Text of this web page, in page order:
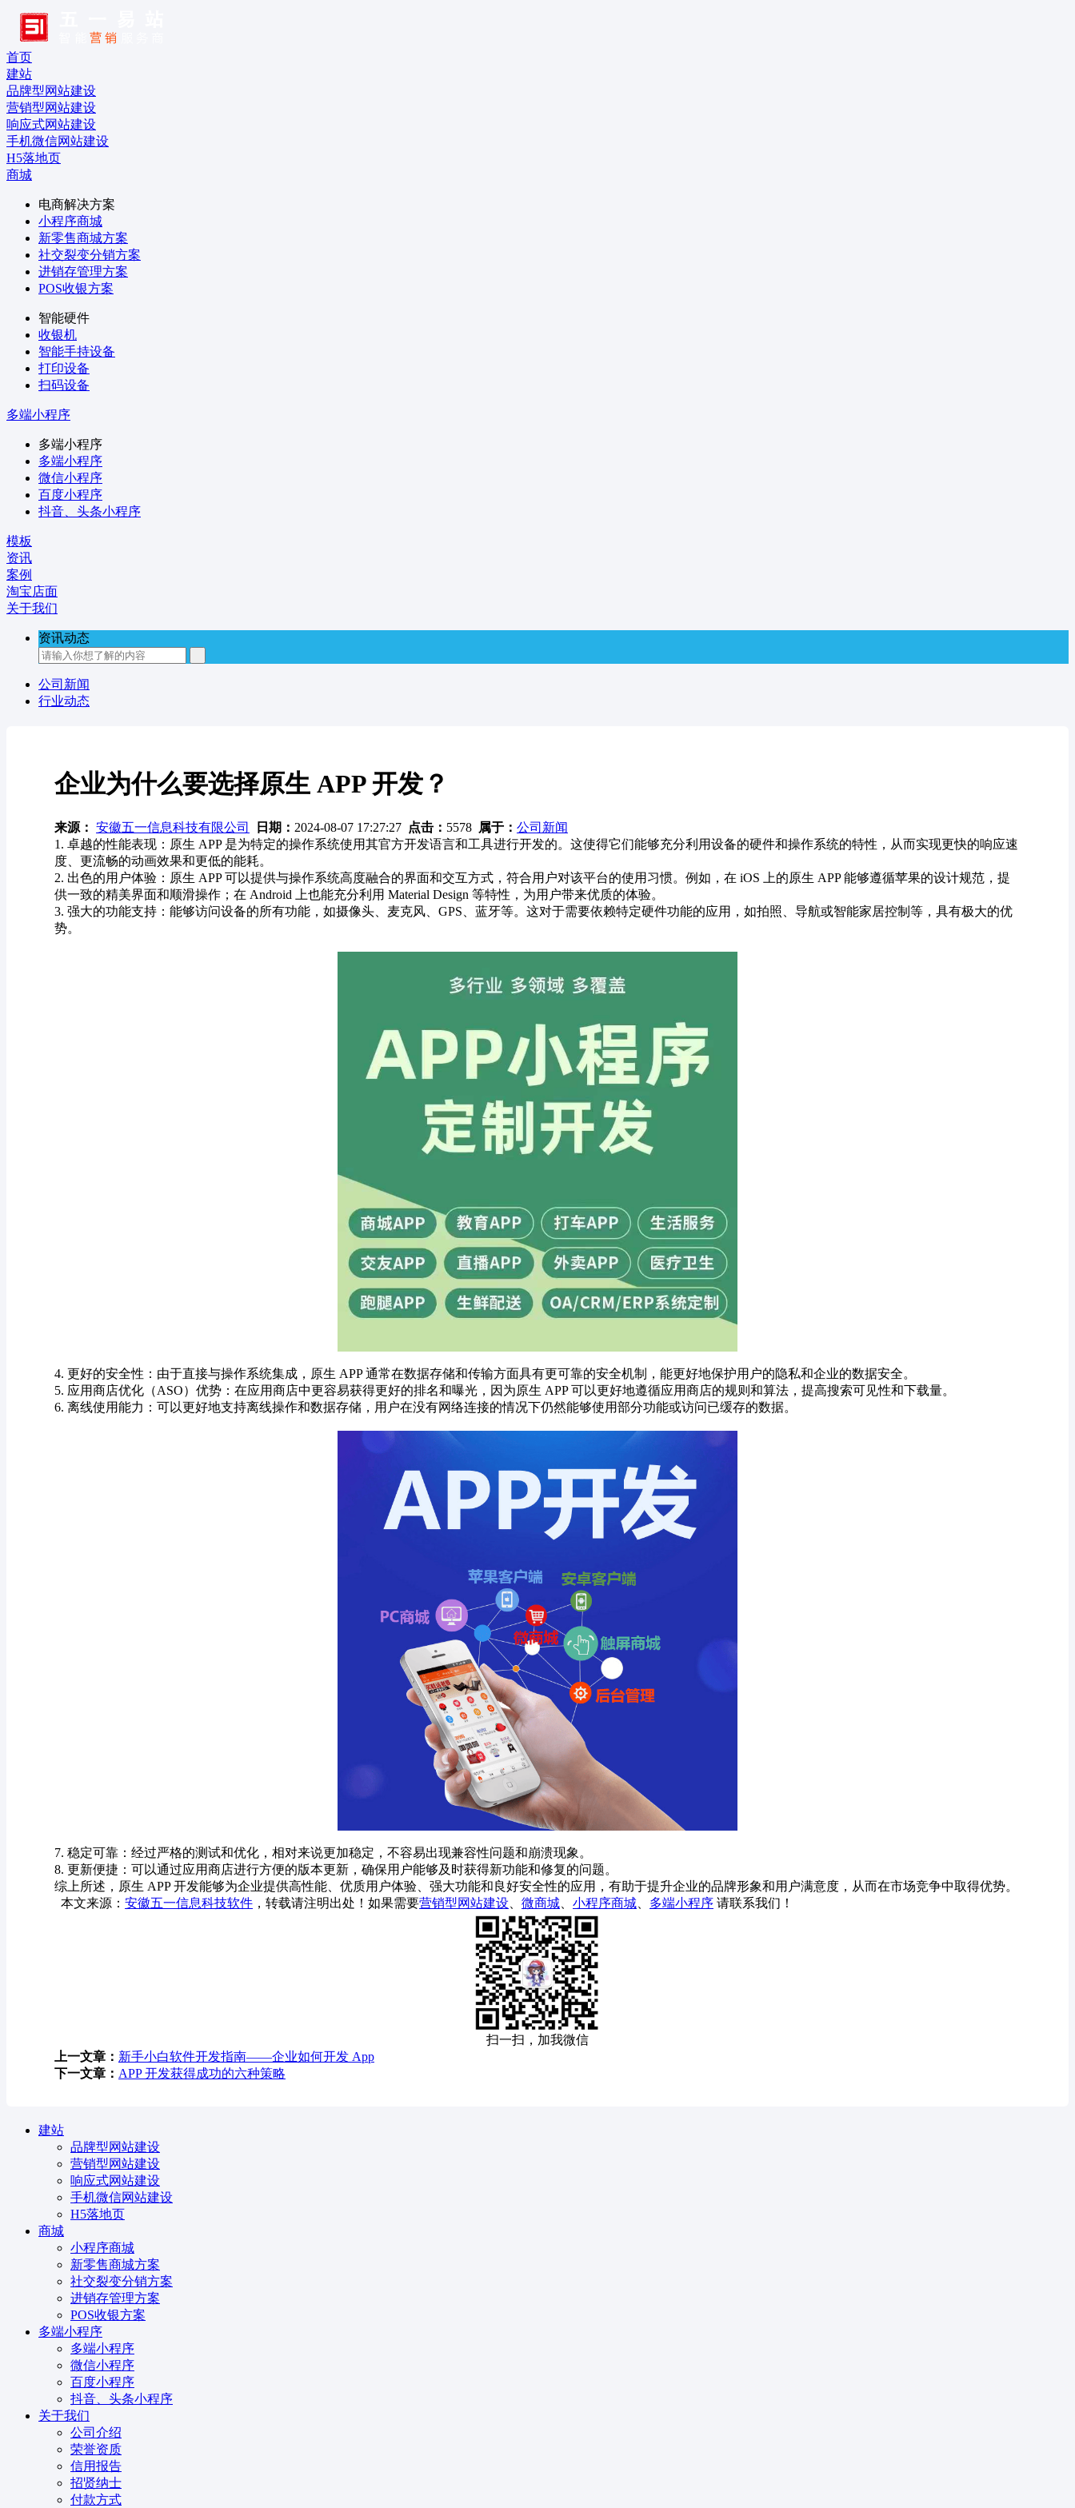
首页
建站
品牌型网站建设
营销型网站建设
响应式网站建设
手机微信网站建设
H5落地页
商城
电商解决方案
小程序商城
新零售商城方案
社交裂变分销方案
进销存管理方案
POS收银方案
智能硬件
收银机
智能手持设备
打印设备
扫码设备
多端小程序
多端小程序
多端小程序
微信小程序
百度小程序
抖音、头条小程序
模板
资讯
案例
淘宝店面
关于我们
资讯动态
公司新闻
行业动态
企业为什么要选择原生 APP 开发？
来源： 安徽五一信息科技有限公司 日期： 2024-08-07 17:27:27 点击： 5578 属于： 公司新闻
1. 卓越的性能表现：原生 APP 是为特定的操作系统使用其官方开发语言和工具进行开发的。这使得它们能够充分利用设备的硬件和操作系统的特性，从而实现更快的响应速
度、更流畅的动画效果和更低的能耗。
2. 出色的用户体验：原生 APP 可以提供与操作系统高度融合的界面和交互方式，符合用户对该平台的使用习惯。例如，在 iOS 上的原生 APP 能够遵循苹果的设计规范，提
供一致的精美界面和顺滑操作；在 Android 上也能充分利用 Material Design 等特性，为用户带来优质的体验。
3. 强大的功能支持：能够访问设备的所有功能，如摄像头、麦克风、GPS、蓝牙等。这对于需要依赖特定硬件功能的应用，如拍照、导航或智能家居控制等，具有极大的优
势。
4. 更好的安全性：由于直接与操作系统集成，原生 APP 通常在数据存储和传输方面具有更可靠的安全机制，能更好地保护用户的隐私和企业的数据安全。
5. 应用商店优化（ASO）优势：在应用商店中更容易获得更好的排名和曝光，因为原生 APP 可以更好地遵循应用商店的规则和算法，提高搜索可见性和下载量。
6. 离线使用能力：可以更好地支持离线操作和数据存储，用户在没有网络连接的情况下仍然能够使用部分功能或访问已缓存的数据。
7. 稳定可靠：经过严格的测试和优化，相对来说更加稳定，不容易出现兼容性问题和崩溃现象。
8. 更新便捷：可以通过应用商店进行方便的版本更新，确保用户能够及时获得新功能和修复的问题。
综上所述，原生 APP 开发能够为企业提供高性能、优质用户体验、强大功能和良好安全性的应用，有助于提升企业的品牌形象和用户满意度，从而在市场竞争中取得优势。
本文来源： 安徽五一信息科技软件 ，转载请注明出处！如果需要营销型网站建设 微商城 小程序商城 多端小程序 请联系我们！
扫一扫，加我微信
上一文章： 新手小白软件开发指南——企业如何开发 App
下一文章： APP 开发获得成功的六种策略
建站
品牌型网站建设
营销型网站建设
响应式网站建设
手机微信网站建设
H5落地页
商城
小程序商城
新零售商城方案
社交裂变分销方案
进销存管理方案
POS收银方案
多端小程序
多端小程序
微信小程序
百度小程序
抖音、头条小程序
关于我们
公司介绍
荣誉资质
信用报告
招贤纳士
付款方式